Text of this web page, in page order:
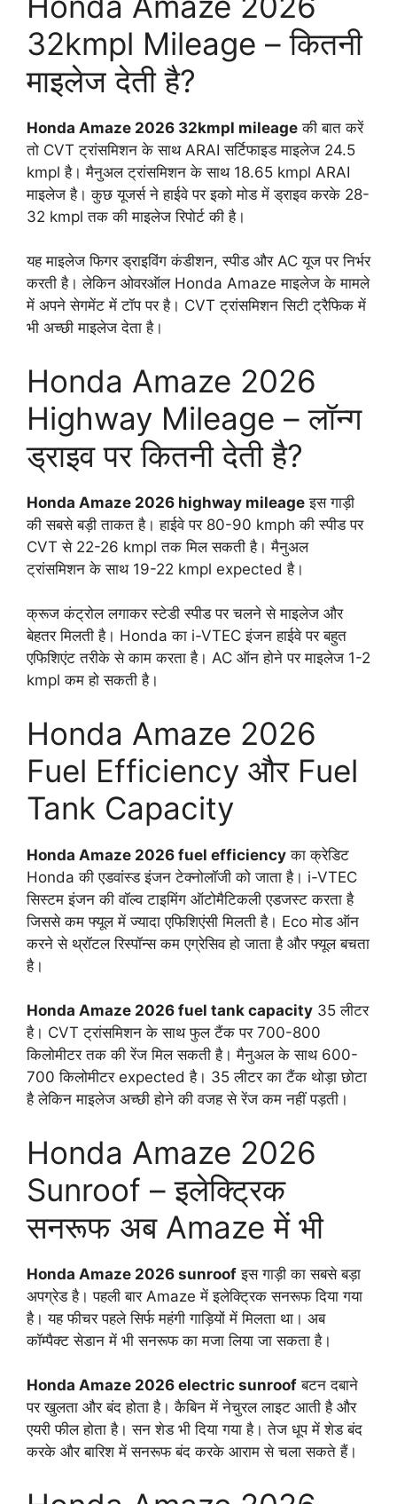
32kmpl Mileage – कितनी
माइलेज देती है?
Honda Amaze 2026 32kmpl mileage की बात करें
तो CVT ट्रांसमिशन के साथ ARAI सर्टिफाइड माइलेज 24.5
kmpl है। मैनुअल ट्रांसमिशन के साथ 18.65 kmpl ARAI
माइलेज है। कुछ यूजर्स ने हाईवे पर इको मोड में ड्राइव करके 28-
32 kmpl तक की माइलेज रिपोर्ट की है।
यह माइलेज फिगर ड्राइविंग कंडीशन, स्पीड और AC यूज पर निर्भर
करती है। लेकिन ओवरऑल Honda Amaze माइलेज के मामले
में अपने सेगमेंट में टॉप पर है। CVT ट्रांसमिशन सिटी ट्रैफिक में
भी अच्छी माइलेज देता है।
Honda Amaze 2026
Highway Mileage – लॉन्ग
ड्राइव पर कितनी देती है?
Honda Amaze 2026 highway mileage इस गाड़ी
की सबसे बड़ी ताकत है। हाईवे पर 80-90 kmph की स्पीड पर
CVT से 22-26 kmpl तक मिल सकती है। मैनुअल
ट्रांसमिशन के साथ 19-22 kmpl expected है।
क्रूज कंट्रोल लगाकर स्टेडी स्पीड पर चलने से माइलेज और
बेहतर मिलती है। Honda का i-VTEC इंजन हाईवे पर बहुत
एफिशिएंट तरीके से काम करता है। AC ऑन होने पर माइलेज 1-2
kmpl कम हो सकती है।
Honda Amaze 2026
Fuel Efficiency और Fuel
Tank Capacity
Honda Amaze 2026 fuel efficiency का क्रेडिट
Honda की एडवांस्ड इंजन टेक्नोलॉजी को जाता है। i-VTEC
सिस्टम इंजन की वॉल्व टाइमिंग ऑटोमैटिकली एडजस्ट करता है
जिससे कम फ्यूल में ज्यादा एफिशिएंसी मिलती है। Eco मोड ऑन
करने से थ्रॉटल रिस्पॉन्स कम एग्रेसिव हो जाता है और फ्यूल बचता
है।
Honda Amaze 2026 fuel tank capacity 35 लीटर
है। CVT ट्रांसमिशन के साथ फुल टैंक पर 700-800
किलोमीटर तक की रेंज मिल सकती है। मैनुअल के साथ 600-
700 किलोमीटर expected है। 35 लीटर का टैंक थोड़ा छोटा
है लेकिन माइलेज अच्छी होने की वजह से रेंज कम नहीं पड़ती।
Honda Amaze 2026
Sunroof – इलेक्ट्रिक
सनरूफ अब Amaze में भी
Honda Amaze 2026 sunroof इस गाड़ी का सबसे बड़ा
अपग्रेड है। पहली बार Amaze में इलेक्ट्रिक सनरूफ दिया गया
है। यह फीचर पहले सिर्फ महंगी गाड़ियों में मिलता था। अब
कॉम्पैक्ट सेडान में भी सनरूफ का मजा लिया जा सकता है।
Honda Amaze 2026 electric sunroof बटन दबाने
पर खुलता और बंद होता है। कैबिन में नेचुरल लाइट आती है और
एयरी फील होता है। सन शेड भी दिया गया है। तेज धूप में शेड बंद
करके और बारिश में सनरूफ बंद करके आराम से चला सकते हैं।